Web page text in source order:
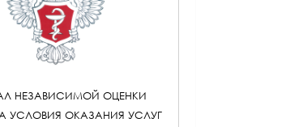
НЕЗАВИСИМОЙ ОЦЕНКИ
УСЛОВИЯ ОКАЗАНИЯ УСЛУГ